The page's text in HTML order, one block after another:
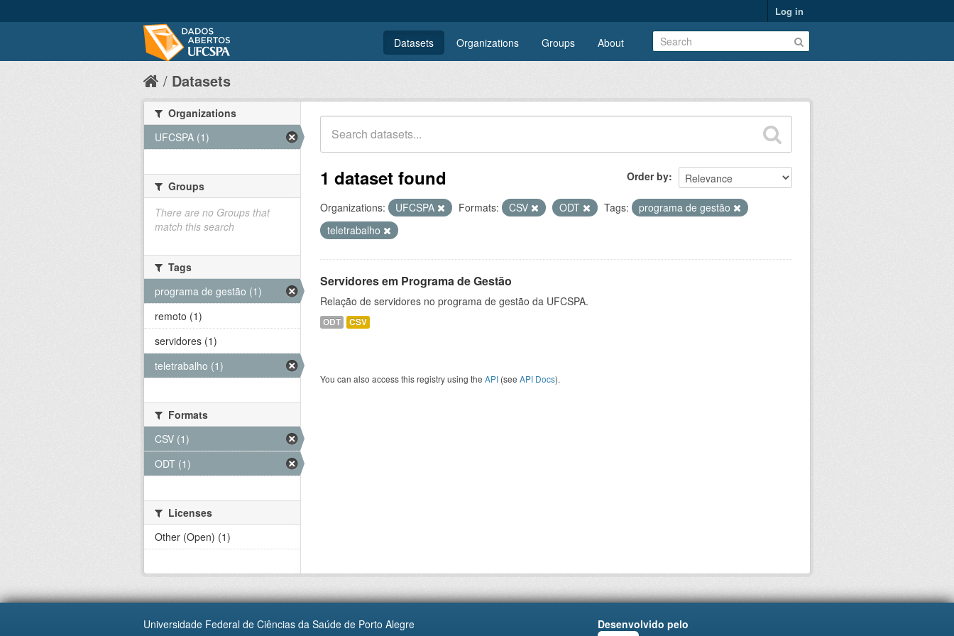
Log in
Datasets Organizations Groups About
Datasets
Order by
1 dataset found
Organizations: UFCSPA Formats: CSV ODT Tags:
programa de gestão
teletrabalho
Servidores em Programa de Gestão
Relação de servidores no programa de gestão da UFCSPA.
ODT CSV
You can also access this registry using the API (see API Docs).
Organizations
UFCSPA (1)
Groups
There are no Groups that
match this search
Tags
programa de gestão (1)
remoto (1)
servidores (1)
teletrabalho (1)
Formats
CSV (1)
ODT (1)
Licenses
Other (Open) (1)
Universidade Federal de Ciências da Saúde de Porto Alegre
Desenvolvido pelo